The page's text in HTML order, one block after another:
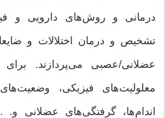
درمانی و روش‌های دارویی و
تشخیص و درمان اختلالات و
عضلانی/عصبی می‌پردازند. برای
معلولیت‌های فیزیکی،
اندام‌ها، گرفتگی‌های عضلانی و.